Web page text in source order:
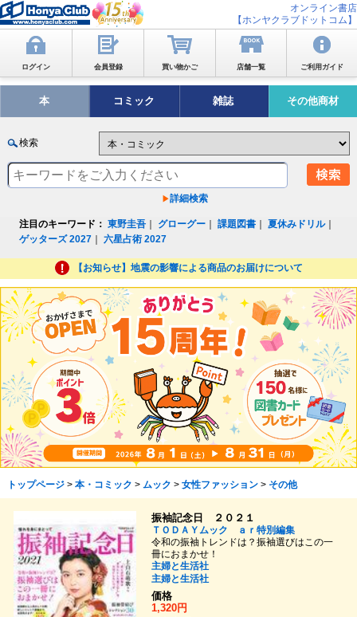
オンライン書店
【ホンヤクラブドットコム】
ログイン 会員登録 買い物かご 店舗一覧 ご利用ガイド
本 コミック 雑誌 その他商材
検索
詳細検索
注目のキーワード： 東野圭吾 グローグー ｜課題図書 ｜夏休みドリル｜
ゲッターズ 2027 ｜六星占術 2027
【お知らせ】地震の影響による商品のお届けについて
トップページ> 本・コミック > ムック > 女性ファッション> その他
振袖記念日 ２０２１
ＴＯＤＡＹムック ａｒ特別編集
令和の振袖トレンドは？振袖選びはこの一
冊におまかせ！
主婦と生活社
主婦と生活社
価格
1,320円